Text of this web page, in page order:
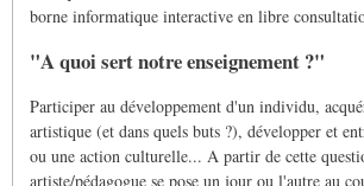
borne informatique interactive en libre
"A quoi sert notre enseignement ?"
Participer au développement d'un individu,
artistique (et dans quels buts ?), développer et
ou une action culturelle... A partir de cette
artiste/pédagogue se pose un jour ou l'autre au